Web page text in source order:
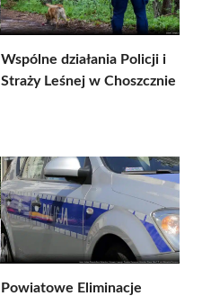
Wspólne działania Policji i
Straży Leśnej w Choszcznie
Powiatowe Eliminacje